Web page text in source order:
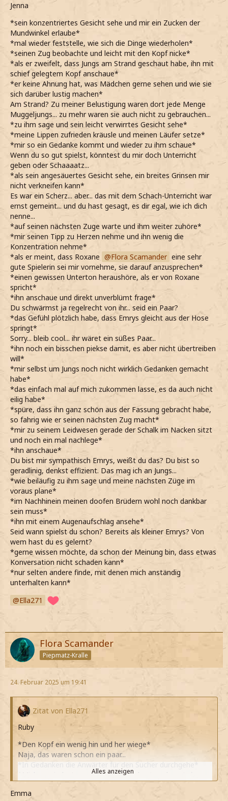
*Holmes einen Moment lang mustere, als sie erwähnt,
dass sie Jungs hinterher geschaut hat*
Am Strand? Da bist du wohl kaum fündig geworden
*Den Kopf darüber nur schütteln kann*
*Sie sich offenbar keine Gedanken um den passenden
Partner gemacht hat*
*Immerhin dieser auch ihrem Stand entsprechen sollte
und man solche Leute nur selten am Strand herumtollen
sieht*
*Zumindest das allein bei meinen Eltern bereits als
Ausschlusskriterium gelten würde*
*Nicke, als sie ihren Namen nennt*
*Mir aber nicht die Mühe machen werde, ihn mir zu
merken*
*Wahrscheinlich eh nicht wirklich mehr mit ihr reden werde
als sonst schon*
Gut. Jenna
*Ihn aus Anstand dennoch wiederhole*
*Ihr zuhöre, wie sie von ihren Brüdern erzählt*
*Sich das nach einer ordentlichen Portion Manipulation
anhört*
Das ist eine wichtige Regel, wenn du beim Schach erfolg
haben willst - lass dich nicht aus der Ruhe bringen
*Ihr erkläre*
Das sofortige Setzen, das Fingertrommeln,... deine Brüder
wollen dich unter Druck setzen, damit du schneller einen
Fehler machst
*Das gut von den Spielen mit Mulciber kenne*
*Selbst manchmal solche Taktiken anwende, auch wenn
sie bei ihr kaum Erfolg haben*
*Mulciber dafür viel zu gewieft ist*
*Jenna zu allem Überfluss genau diese Person auch noch
erwähnt*
*Nicht anders kann, als zu nicken*
Sie ist eine der besten Spielerinnen, gegen die ich gespielt
habe
*Ehrlich erkläre*
*Mulciber tatsächlich sehr gut spielt, wenngleich nicht viel
besser als ich*
*Und Jenna sicher nicht erzählen werde, dass sie mich
öfters geschlagen hat*
*Ihren zweifelnden Blick sehe, als die Figuren neu
aufstelle*
Keine Sorge, ich will dir nichts beweisen
*Ihr direkt erkläre, da das gerade tatsächlich nicht will*
*Zumindest nicht beweisen will, wie gut im Schach spielen
eigentlich bin, sie sowieso schlagen könnte, wenn sie so
schlecht spielt, wie sie berichtet hat*
*Allerdings es ihr ein wenig übel nehme, dass sie
tatsächlich einen Fehler von mir entdeckt hat*
*Auf jeden Fall schon mit deutlicher Genugtuung
feststelle, wie blass Jenna wohl allein von dem Gedanken
an ein echtes Spiel wird*
*Aber glaube, dass sie gut spielen könnte - wenn sie sich
von mir nicht aus der Ruhe bringen lässt*
*Mir noch überlegen muss, ob sie ein bisschen manipuliere
oder erst einmal schaue, wie gut sie insgesamt spielt*
*Jenna immerhin ihre Figuren auf Anhieb richtig aufstellt,
was schonmal als gutes Zeichen einer vielversprechenden
Partie sehe*
*Es leider oft genug erlebt habe, dass mehrere Anläufe
*Bei ihrer Frage nach meinem Namen nur mit den
Schultern zucke*
Meinetwegen, nenn mich, wie du willst
*Es mir gleich ist, ob beim Vor- oder Nachnamen genannt
werde*
und mitSchätzchenoder ähnlichem anfängt*
*Meine Figuren ebenfalls in Position bringe und sie
zufrieden anlächel*
Auf eine schöne Partie
*Meine, ehe die Hände falte und auf ihren ersten Zug
warte*
*Den Bauern zu setzen ein klassischer Zug ist, den schon
*Ebenfalls mit einem Bauern kontere, der einen meiner
Läufer befreit*
Jenna
*sein konzentriertes Gesicht sehe und mir ein Zucken der
Mundwinkel erlaube*
*mal wieder feststelle, wie sich die Dinge wiederholen*
*seinen Zug beobachte und leicht mit den Kopf nicke*
*als er zweifelt, dass Jungs am Strand geschaut habe, ihn mit
schief gelegtem Kopf anschaue*
*er keine Ahnung hat, was Mädchen gerne sehen und wie sie
sich darüber lustig machen*
Am Strand? Zu meiner Belustigung waren dort jede Menge
Muggeljungs... zu mehr waren sie auch nicht zu gebrauchen...
*zu ihm sage und sein leicht verwirrtes Gesicht sehe*
*meine Lippen zufrieden kräusle und meinen Läufer setze*
*mir so ein Gedanke kommt und wieder zu ihm schaue*
Wenn du so gut spielst, könntest du mir doch Unterricht
geben oder Schaaaatz...
*als sein angesäuertes Gesicht sehe, ein breites Grinsen mir
nicht verkneifen kann*
Es war ein Scherz... aber... das mit dem Schach-Unterricht war
ernst gemeint... und du hast gesagt, es dir egal, wie ich dich
nenne...
*auf seinen nächsten Zuge warte und ihm weiter zuhöre*
*mir seinen Tipp zu Herzen nehme und ihn wenig die
Konzentration nehme*
*als er meint, dass Roxane
Flora Scamander eine sehr
gute Spielerin sei mir vornehme, sie darauf anzusprechen*
*einen gewissen Unterton heraushöre, als er von Roxane
spricht*
*ihn anschaue und direkt unverblümt frage*
Du schwärmst ja regelrecht von ihr... seid ein Paar?
*das Gefühl plötzlich habe, dass Emrys gleicht aus der Hose
springt*
Sorry... bleib cool... ihr wäret ein süßes Paar...
*ihn noch ein bisschen piekse damit, es aber nicht übertreiben
will*
*mir selbst um Jungs noch nicht wirklich Gedanken gemacht
habe*
*das einfach mal auf mich zukommen lasse, es da auch nicht
eilig habe*
*spüre, dass ihn ganz schön aus der Fassung gebracht habe,
so fahrig wie er seinen nächsten Zug macht*
*mir zu seinem Leidwesen gerade der Schalk im Nacken sitzt
und noch ein mal nachlege*
*ihn anschaue*
Du bist mir sympathisch Emrys, weißt du das? Du bist so
geradlinig, denkst effizient. Das mag ich an Jungs...
*wie beiläufig zu ihm sage und meine nächsten Züge im
voraus plane*
*im Nachhinein meinen doofen Brüdern wohl noch dankbar
sein muss*
*ihn mit einem Augenaufschlag ansehe*
Seid wann spielst du schon? Bereits als kleiner Emrys? Von
wem hast du es gelernt?
*gerne wissen möchte, da schon der Meinung bin, dass etwas
Konversation nicht schaden kann*
*nur selten andere finde, mit denen mich anständig
unterhalten kann*
Ella271
Flora Scamander
Piepmatz-Kralle
24. Februar 2025 um 19:41
Zitat von Ella271
Ruby
*Den Kopf ein wenig hin und her wiege*
Naja, das waren schon ein paar...
*In Gedanken die Anwärter für den Sucher durchgehe*
*Mich zumindest gegen die alle durchsetzen konnte*
*Ein wenig schmuzeln muss, als Emma tatsächlich vor der
Alles anzeigen
Emma